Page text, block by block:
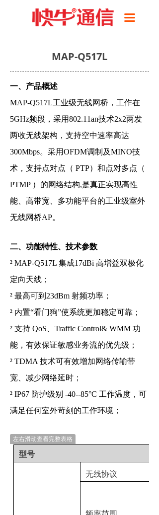
끀
技术支持
关于我们
MAP-Q517L
一、产品概述
MAP-Q517L工业级无线网桥，工作在
5GHz频段，采用802.11an技术2x2两发
两收无线架构，支持空中速率高达
300Mbps。采用OFDM调制及MINO技
术，支持点对点（ PTP）和点对多点（
PTMP ）的网络结构,是真正实现高性
能、高带宽、多功能平台的工业级室外
无线网桥AP。
二、功能特性、技术参数
² MAP-Q517L 集成17dBi 高增益双极化
定向天线；
² 最高可到23dBm 射频功率；
² 内置“看门狗”使系统更加稳定可靠；
² 支持 QoS、Traffic Control& WMM 功
能，有效保证敏感业务流的优先级；
² TDMA 技术可有效增加网络传输带
宽、减少网络延时；
² IP67 防护级别 -40--85°C 工作温度，可
满足任何室外苛刻的工作环境；
左右滑动查看完整表格
型号
无线协议